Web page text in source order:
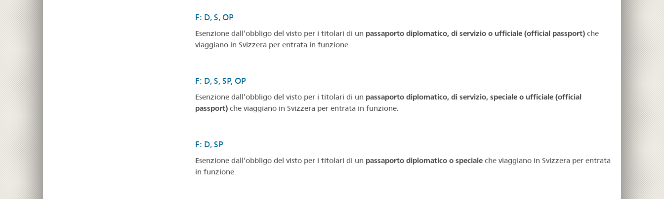
F: D, S, OP
Esenzione dall’obbligo del visto per i titolari di un passaporto diplomatico, di servizio o ufficiale (official passport)che
viaggiano in Svizzera per entrata in funzione.
F: D, S, SP, OP
Esenzione dall’obbligo del visto per i titolari di un passaporto diplomatico, di servizio, speciale o ufficiale (official
passport)che viaggiano in Svizzera per entrata in funzione.
F: D, SP
Esenzione dall’obbligo del visto per i titolari di un passaporto diplomatico o speciale che viaggiano in Svizzera per entrata
in funzione.